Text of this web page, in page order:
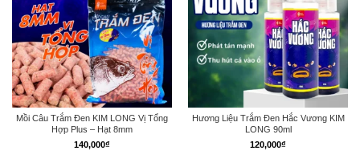
Mồi Câu Trắm Đen KIM LONG Vị Tổng
Hợp Plus – Hạt 8mm
140,000₫
Hương Liệu Trắm Đen Hắc Vương KIM
LONG 90ml
120,000₫